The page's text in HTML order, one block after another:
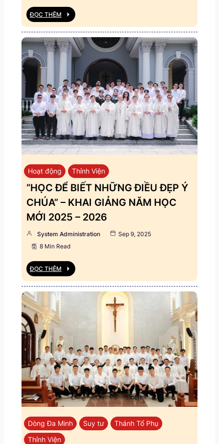
ĐỌC THÊM
Hoạt động Thỉnh Viện
“HỌC ĐỂ BIẾT NHỮNG ĐIỀU ĐẸP Ý
CHÚA” – KHAI GIẢNG NĂM HỌC
MỚI 2025 – 2026
System Administration
Sep 9, 2025
8 Min Read
ĐỌC THÊM
Dòng Đa Minh Suy tư
Thánh Tổ Phụ
Thỉnh Viện